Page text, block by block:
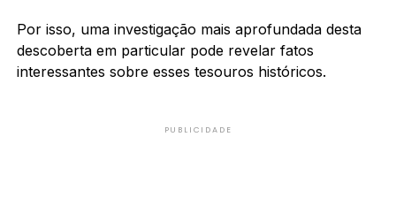
Por isso, uma investigação mais aprofundada desta
descoberta em particular pode revelar fatos
interessantes sobre esses tesouros históricos.
PUBLICIDADE